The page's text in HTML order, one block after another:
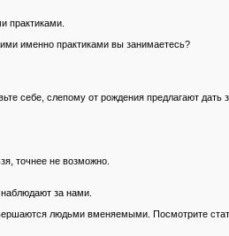
практиками.
именно практиками вы занимаетесь?
себе, слепому от рождения предлагают
точнее не возможно.
за нами.
людьми вменяемыми. Посмотрите